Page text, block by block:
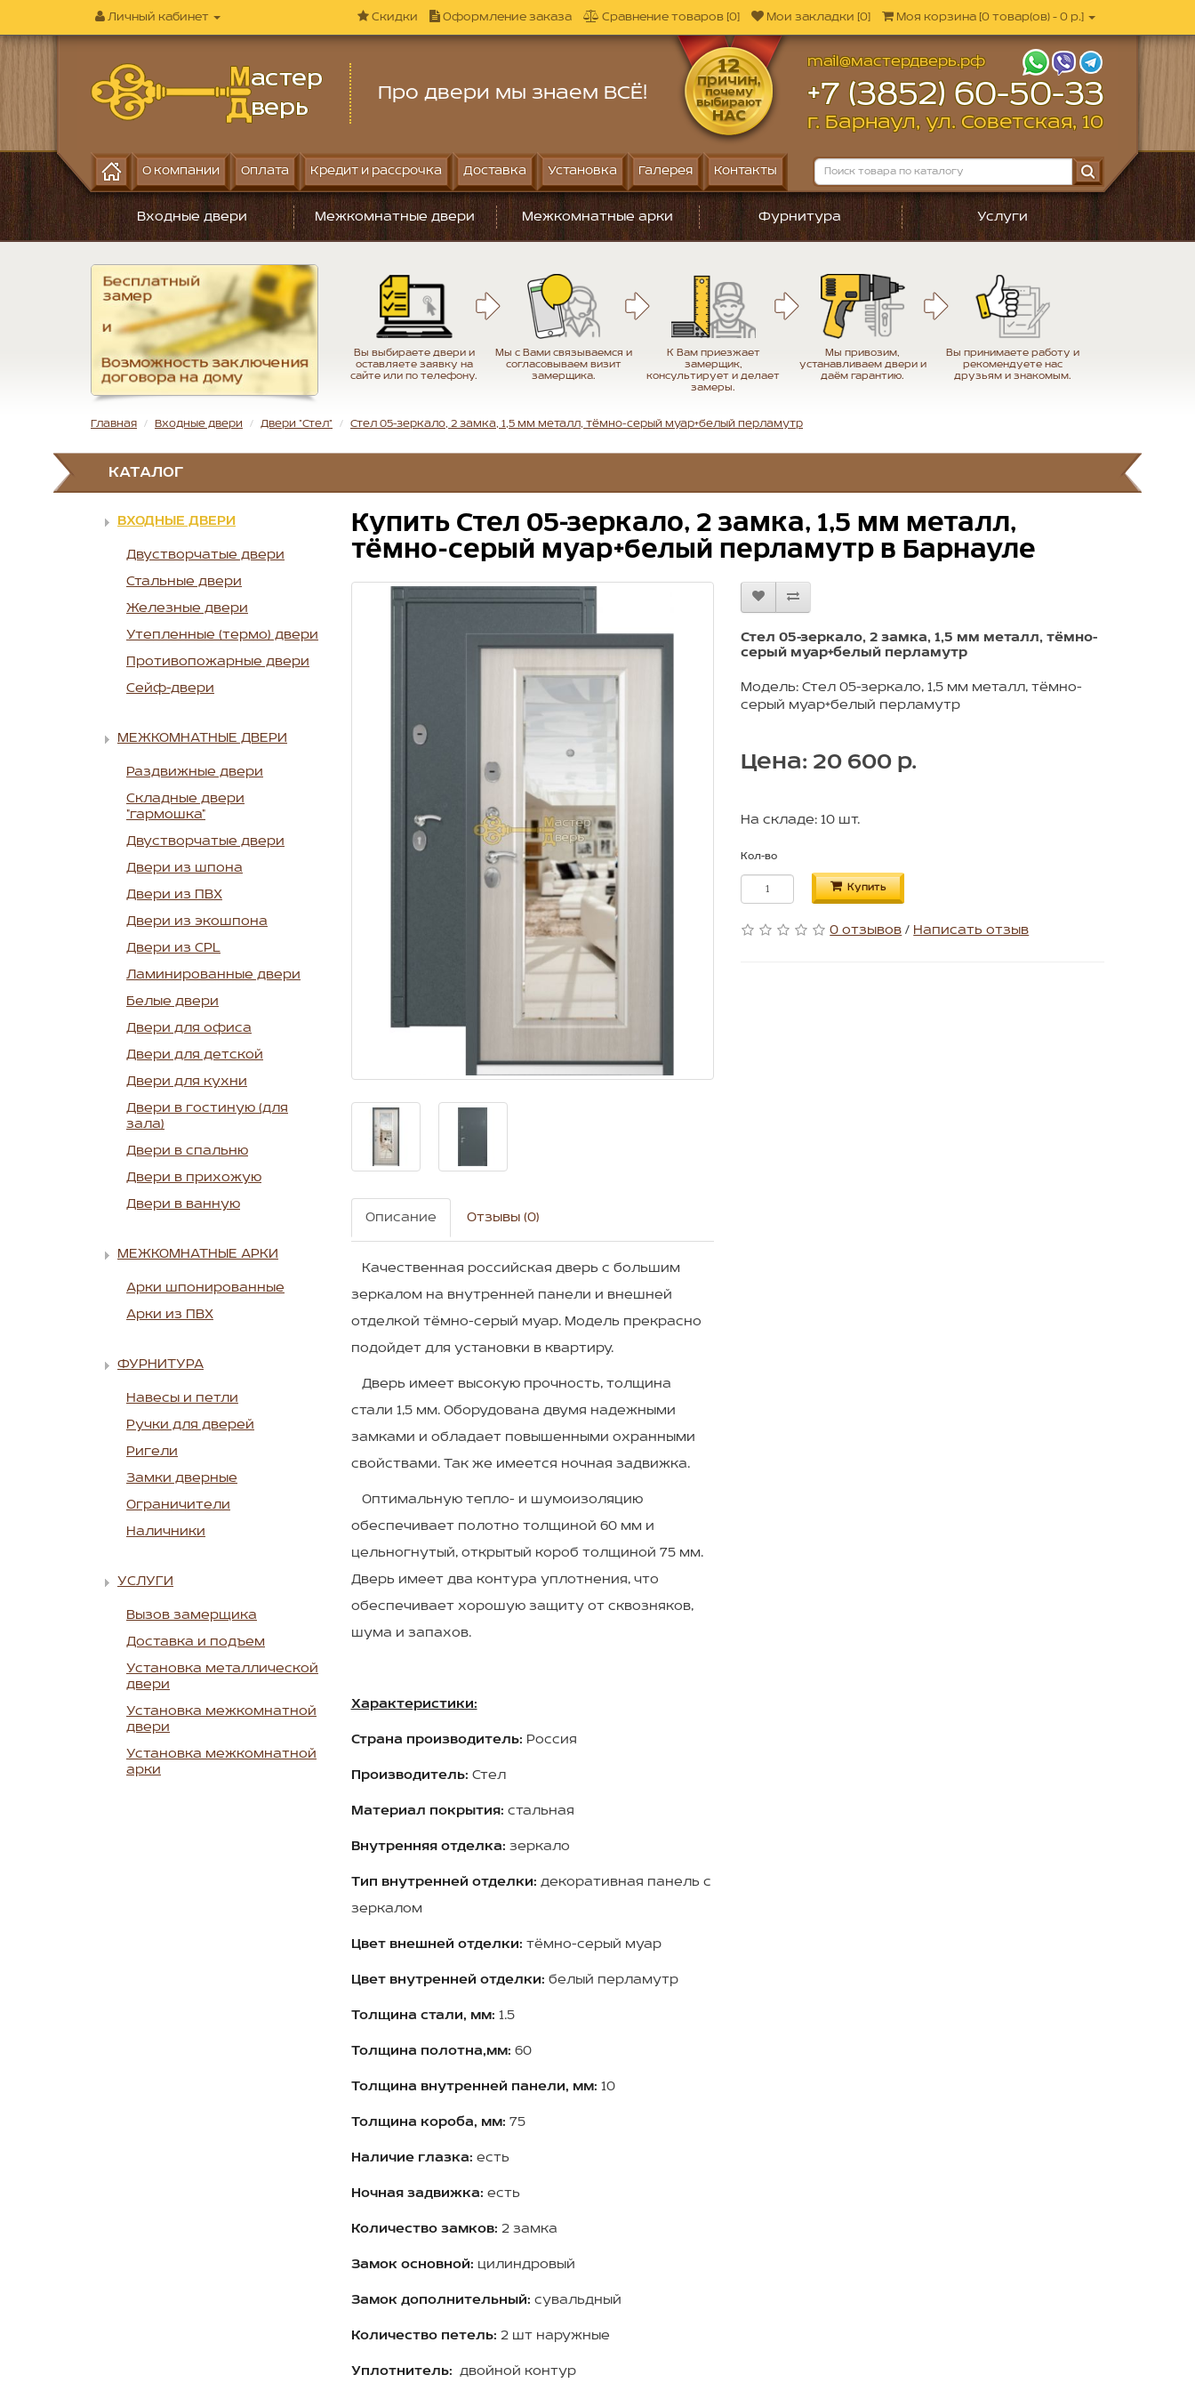
Личный кабинет Скидки Оформление заказа Сравнение товаров [0] Мои закладки [0] Моя корзина [0 товар(ов) - 0 р.]
Про двери мы знаем ВСЁ!
mail@мастердверь.рф
+7 (3852) 60-50-33
г. Барнаул, ул. Советская, 10
О компании Оплата Кредит и рассрочка Доставка Установка Галерея Контакты
Входные двери Межкомнатные двери Межкомнатные арки Фурнитура Услуги
Вы выбираете двери и
оставляете заявку на
сайте или по телефону.
Мы с Вами связываемся и
согласовываем визит
замерщика.
К Вам приезжает
замерщик,
консультирует и делает
замеры.
Мы привозим,
устанавливаем двери и
даём гарантию.
Вы принимаете работу и
рекомендуете нас
друзьям и знакомым.
Главная Входные двери Двери "Стел" Стел 05-зеркало, 2 замка, 1,5 мм металл, тёмно-серый муар+белый перламутр
КАТАЛОГ
ВХОДНЫЕ ДВЕРИ
Двустворчатые двери
Стальные двери
Железные двери
Утепленные (термо) двери
Противопожарные двери
Сейф-двери
МЕЖКОМНАТНЫЕ ДВЕРИ
Раздвижные двери
Складные двери
"гармошка"
Двустворчатые двери
Двери из шпона
Двери из ПВХ
Двери из экошпона
Двери из CPL
Ламинированные двери
Белые двери
Двери для офиса
Двери для детской
Двери для кухни
Двери в гостиную (для
зала)
Двери в спальню
Двери в прихожую
Двери в ванную
МЕЖКОМНАТНЫЕ АРКИ
Арки шпонированные
Арки из ПВХ
ФУРНИТУРА
Навесы и петли
Ручки для дверей
Ригели
Замки дверные
Ограничители
Наличники
УСЛУГИ
Вызов замерщика
Доставка и подъем
Установка металлической
двери
Установка межкомнатной
двери
Установка межкомнатной
арки
Купить Стел 05-зеркало, 2 замка, 1,5 мм металл,
тёмно-серый муар+белый перламутр в Барнауле
Описание Отзывы (0)
Качественная российская дверь с большим
зеркалом на внутренней панели и внешней
отделкой тёмно-серый муар. Модель прекрасно
подойдет для установки в квартиру.
Дверь имеет высокую прочность, толщина
стали 1,5 мм. Оборудована двумя надежными
замками и обладает повышенными охранными
свойствами. Так же имеется ночная задвижка.
Оптимальную тепло- и шумоизоляцию
обеспечивает полотно толщиной 60 мм и
цельногнутый, открытый короб толщиной 75 мм.
Дверь имеет два контура уплотнения, что
обеспечивает хорошую защиту от сквозняков,
шума и запахов.
Характеристики:
Страна производитель: Россия
Производитель: Стел
Материал покрытия: стальная
Внутренняя отделка: зеркало
Тип внутренней отделки: декоративная панель с
зеркалом
Цвет внешней отделки: тёмно-серый муар
Цвет внутренней отделки: белый перламутр
Толщина стали, мм: 1.5
Толщина полотна,мм: 60
Толщина внутренней панели, мм: 10
Толщина короба, мм: 75
Наличие глазка: есть
Ночная задвижка: есть
Количество замков: 2 замка
Замок основной: цилиндровый
Замок дополнительный: сувальдный
Количество петель: 2 шт наружные
Уплотнитель: двойной контур
Стел 05-зеркало, 2 замка, 1,5 мм металл, тёмно-
серый муар+белый перламутр
Модель: Стел 05-зеркало, 1,5 мм металл, тёмно-
серый муар+белый перламутр
Цена: 20 600 р.
На складе: 10 шт.
Кол-во
Купить
0 отзывов / Написать отзыв